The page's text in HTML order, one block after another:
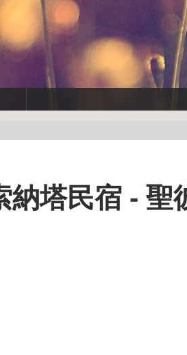
塔民宿 - 聖